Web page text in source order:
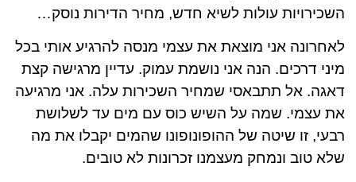
השכירויות עולות לשיא חדש, מחיר הדירות נוסק…
לאחרונה אני מוצאת את עצמי מנסה להרגיע אותי בכל
מיני דרכים. הנה אני נושמת עמוק. עדיין מרגישה קצת
דאגה. אל תתבאסי שמחיר השכירות עלה. אני מרגיעה
את עצמי. שמה על השיש כוס עם מים עד לשלושת
רבעי, זו שיטה של ההופונופונו שהמים יקבלו את מה
שלא טוב ונמחק מעצמנו זכרונות לא טובים.